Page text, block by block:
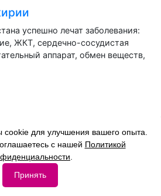
успешно лечат заболевания:
ЖКТ, сердечно-сосудистая
аппарат, обмен веществ,
области
для улучшения вашего опыта.
с нашей Политикой
Принять